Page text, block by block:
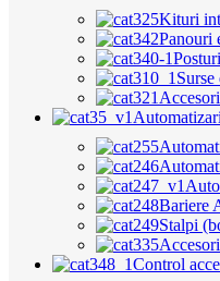
Kituri
Panouri
Surse
Automatizari
Bariere
Stalpi
Control